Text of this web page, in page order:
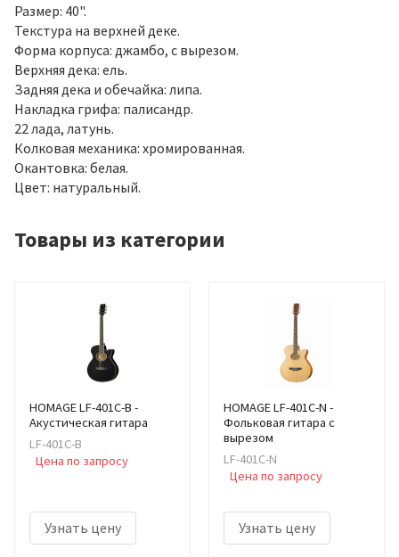
Размер: 40".
Текстура на верхней деке.
Форма корпуса: джамбо, с вырезом.
Верхняя дека: ель.
Задняя дека и обечайка: липа.
Накладка грифа: палисандр.
22 лада, латунь.
Колковая механика: хромированная.
Окантовка: белая.
Цвет: натуральный.
Товары из категории
HOMAGE LF-401C-B -
Акустическая гитара
LF-401C-B
Цена по запросу
Узнать цену
HOMAGE LF-401C-N -
Фольковая гитара с
вырезом
LF-401C-N
Цена по запросу
Узнать цену